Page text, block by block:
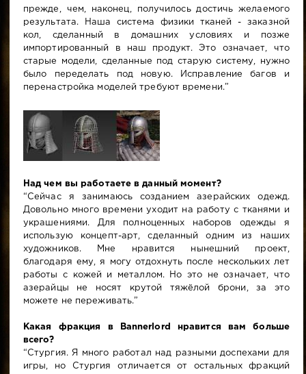
прежде, чем, наконец, получилось достичь желаемого
результата. Наша система физики тканей - заказной
кол, сделанный в домашних условиях и позже
импортированный в наш продукт. Это означает, что
старые модели, сделанные под старую систему, нужно
было переделать под новую. Исправление багов и
перенастройка моделей требуют времени.”
Над чем вы работаете в данный момент?
“Сейчас я занимаюсь созданием азерайских одежд.
Довольно много времени уходит на работу с тканями и
украшениями. Для полноценных наборов одежды я
использую концепт-арт, сделанный одним из наших
художников. Мне нравится нынешний проект,
благодаря ему, я могу отдохнуть после нескольких лет
работы с кожей и металлом. Но это не означает, что
азерайцы не носят крутой тяжёлой брони, за это
можете не переживать.”
Какая фракция в Bannerlord нравится вам больше
всего?
“Стургия. Я много работал над разными доспехами для
игры, но Стургия отличается от остальных фракций